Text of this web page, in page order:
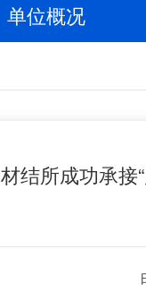
单位概况
材结所成功承接